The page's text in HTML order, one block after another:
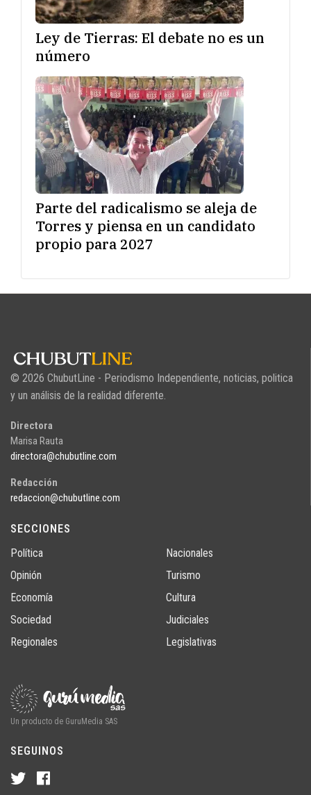
Ley de Tierras: El debate no es un
número
Parte del radicalismo se aleja de
Torres y piensa en un candidato
propio para 2027
© 2026 ChubutLine - Periodismo Independiente, noticias, politica
y un análisis de la realidad diferente.
Directora
Marisa Rauta
directora@chubutline.com
Redacción
redaccion@chubutline.com
SECCIONES
Política
Opinión
Economía
Sociedad
Regionales
Nacionales
Turismo
Cultura
Judiciales
Legislativas
Un producto de GuruMedia SAS
SEGUINOS